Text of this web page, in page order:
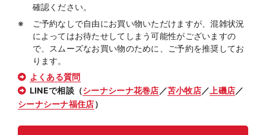
確認ください。
ご予約なしで自由にお買い物いただけますが、混雑状況
によってはお待たせしてしまう可能性がございますの
で、スムーズなお買い物のために、ご予約を推奨してお
ります。
よくある質問
LINEで相談（シーナシーナ花巻店 ／苫小牧店／ 上磯店／
シーナシーナ福住店）